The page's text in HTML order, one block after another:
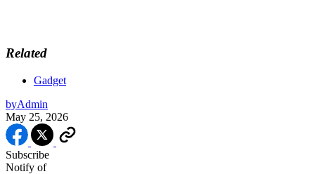
Related
Gadget
byAdmin
May 25, 2026
Subscribe
Notify of